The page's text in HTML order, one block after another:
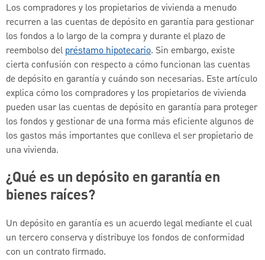
Los compradores y los propietarios de vivienda a menudo
recurren a las cuentas de depósito en garantía para gestionar
los fondos a lo largo de la compra y durante el plazo de
reembolso del préstamo hipotecario. Sin embargo, existe
cierta confusión con respecto a cómo funcionan las cuentas
de depósito en garantía y cuándo son necesarias. Este artículo
explica cómo los compradores y los propietarios de vivienda
pueden usar las cuentas de depósito en garantía para proteger
los fondos y gestionar de una forma más eficiente algunos de
los gastos más importantes que conlleva el ser propietario de
una vivienda.
¿Qué es un depósito en garantía en
bienes raíces?
Un depósito en garantía es un acuerdo legal mediante el cual
un tercero conserva y distribuye los fondos de conformidad
con un contrato firmado.